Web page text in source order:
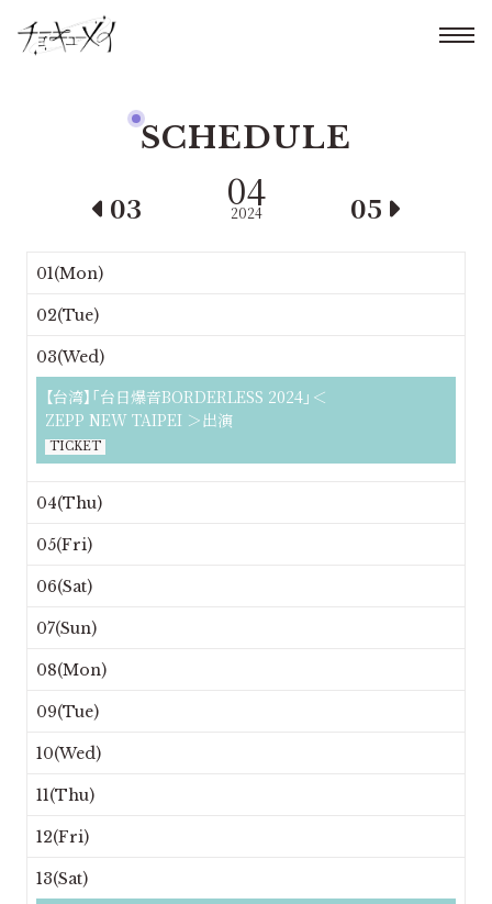
SCHEDULE
04
2024
03 05
01(Mon)
02(Tue)
03(Wed)
【台湾】「台日爆音BORDERLESS 2024」＜
ZEPP NEW TAIPEI ＞出演
TICKET
04(Thu)
05(Fri)
06(Sat)
07(Sun)
08(Mon)
09(Tue)
10(Wed)
11(Thu)
12(Fri)
13(Sat)